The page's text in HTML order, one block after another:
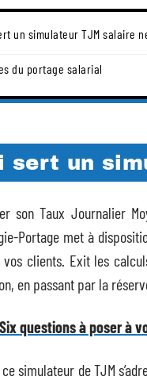
un simulateur TJM salaire
du portage salarial
sert un
son Taux Journalier
Portage met à
vos clients. Exit les
en passant par la
Six questions à poser à
simulateur de TJM